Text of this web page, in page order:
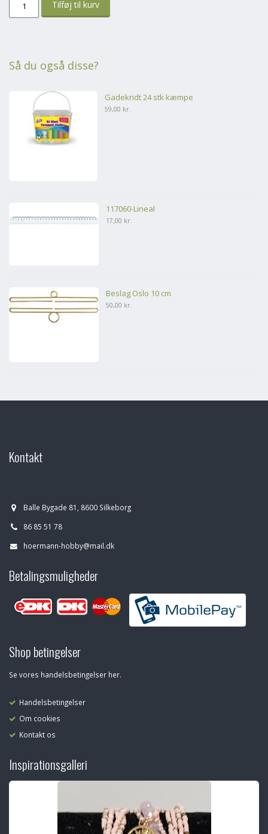
Så du også disse?
Gadekridt 24 stk kæmpe
59,00 kr.
117060-Lineal
17,00 kr.
Beslag Oslo 10 cm
50,00 kr.
Kontakt
Balle Bygade 81, 8600 Silkeborg
86 85 51 78
hoermann-hobby@mail.dk
Betalingsmuligheder
Shop betingelser
Se vores handelsbetingelser her.
Handelsbetingelser
Om cookies
Kontakt os
Inspirationsgalleri